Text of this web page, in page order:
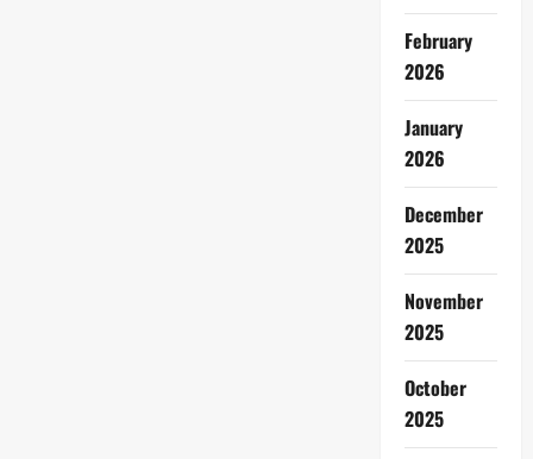
February
2026
January
2026
December
2025
November
2025
October
2025